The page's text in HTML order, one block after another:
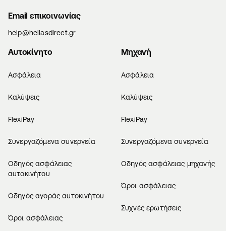
Email επικοινωνίας
help@hellasdirect.gr
Αυτοκίνητο
Ασφάλεια
Καλύψεις
FlexiPay
Συνεργαζόμενα συνεργεία
Οδηγός ασφάλειας
αυτοκινήτου
Οδηγός αγοράς αυτοκινήτου
Όροι ασφάλειας
Μηχανή
Ασφάλεια
Καλύψεις
FlexiPay
Συνεργαζόμενα συνεργεία
Οδηγός ασφάλειας μηχανής
Όροι ασφάλειας
Συχνές ερωτήσεις